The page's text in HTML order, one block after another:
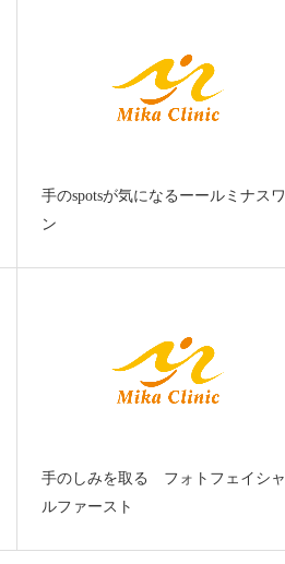
手のspotsが気になるーールミナスワ
ン
手のしみを取る フォトフェイシャ
ルファースト